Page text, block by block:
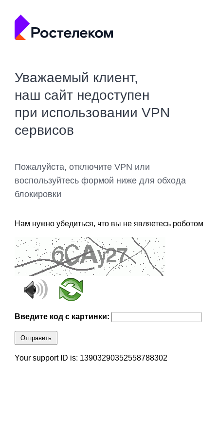
Уважаемый клиент,
наш сайт недоступен
при использовании VPN
сервисов
Пожалуйста, отключите VPN или
воспользуйтесь формой ниже для обхода
блокировки
Нам нужно убедиться, что вы не являетесь роботом
Введите код с картинки:
Отправить
Your support ID is: 13903290352558788302